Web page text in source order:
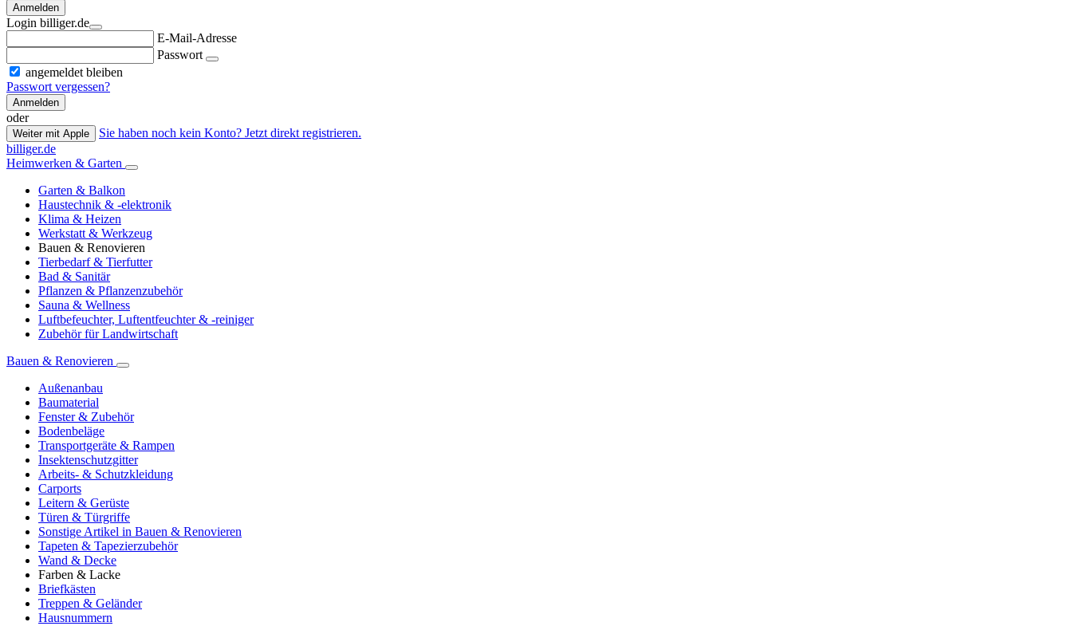
Anmelden
Login billiger.de
E-Mail-Adresse
Passwort
angemeldet bleiben
Passwort vergessen?
Anmelden
oder
Weiter mit Apple
Sie haben noch kein Konto? Jetzt direkt registrieren.
billiger.de
Heimwerken & Garten
Garten & Balkon
Haustechnik & -elektronik
Klima & Heizen
Werkstatt & Werkzeug
Bauen & Renovieren
Tierbedarf & Tierfutter
Bad & Sanitär
Pflanzen & Pflanzenzubehör
Sauna & Wellness
Luftbefeuchter, Luftentfeuchter & -reiniger
Zubehör für Landwirtschaft
Bauen & Renovieren
Außenanbau
Baumaterial
Fenster & Zubehör
Bodenbeläge
Transportgeräte & Rampen
Insektenschutzgitter
Arbeits- & Schutzkleidung
Carports
Leitern & Gerüste
Türen & Türgriffe
Sonstige Artikel in Bauen & Renovieren
Tapeten & Tapezierzubehör
Wand & Decke
Farben & Lacke
Briefkästen
Treppen & Geländer
Hausnummern